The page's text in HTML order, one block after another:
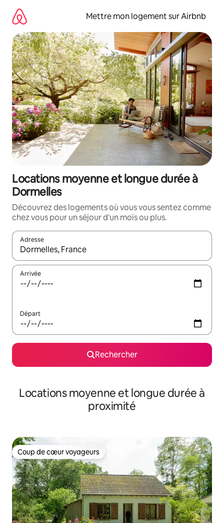
directement
contenu
Mettre mon logement sur Airbnb
Locations moyenne et longue durée à
Dormelles
Découvrez des logements où vous vous sentez comme
chez vous pour un séjour d'un mois ou plus.
Adresse
Lorsque les résultats s'affichent, utilisez les flèches vers le
Arrivée
Départ
Rechercher
Locations moyenne et longue durée à
proximité
Coup de cœur voyageurs
Coup de cœur voyageurs